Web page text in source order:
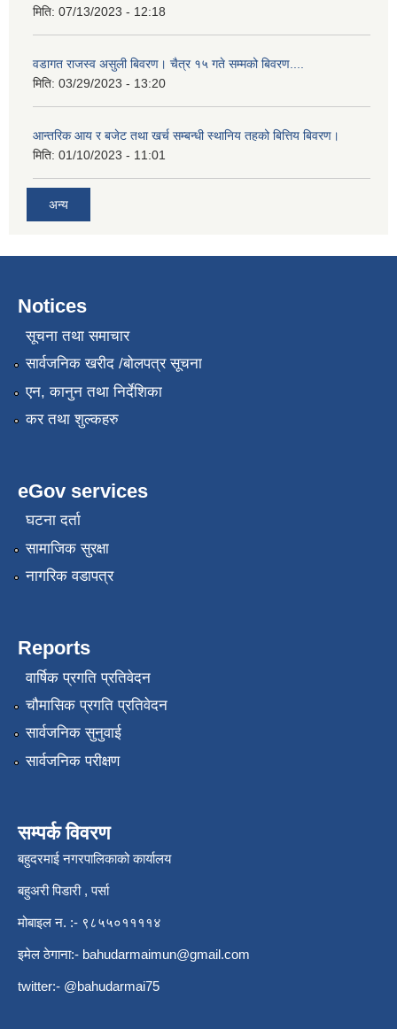
मिति: 07/13/2023 - 12:18
वडागत राजस्व असुली बिवरण। चैत्र १५ गते सम्मको बिवरण....
मिति: 03/29/2023 - 13:20
आन्तरिक आय र बजेट तथा खर्च सम्बन्धी स्थानिय तहको बित्तिय बिवरण।
मिति: 01/10/2023 - 11:01
अन्य
Notices
सूचना तथा समाचार
सार्वजनिक खरीद /बोलपत्र सूचना
एन, कानुन तथा निर्देशिका
कर तथा शुल्कहरु
eGov services
घटना दर्ता
सामाजिक सुरक्षा
नागरिक वडापत्र
Reports
वार्षिक प्रगति प्रतिवेदन
चौमासिक प्रगति प्रतिवेदन
सार्वजनिक सुनुवाई
सार्वजनिक परीक्षण
सम्पर्क विवरण
बहुदरमाई नगरपालिकाको कार्यालय
बहुअरी पिडारी , पर्सा
मोबाइल न. :- ९८५५०११११४
इमेल ठेगाना:- bahudarmaimun@gmail.com
twitter:- @bahudarmai75